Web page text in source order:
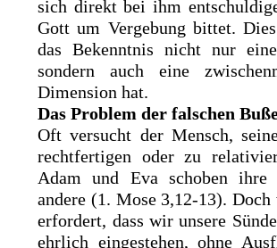
sich direkt bei ihm
Gott um Vergebung bittet.
das Bekenntnis nicht nur
sondern auch eine
Dimension hat.
Das Problem der falschen
Oft versucht der Mensch,
rechtfertigen oder zu
Adam und Eva schoben ihre
andere (1. Mose 3,12-13). Doch
erfordert, dass wir unsere
ehrlich eingestehen, ohne